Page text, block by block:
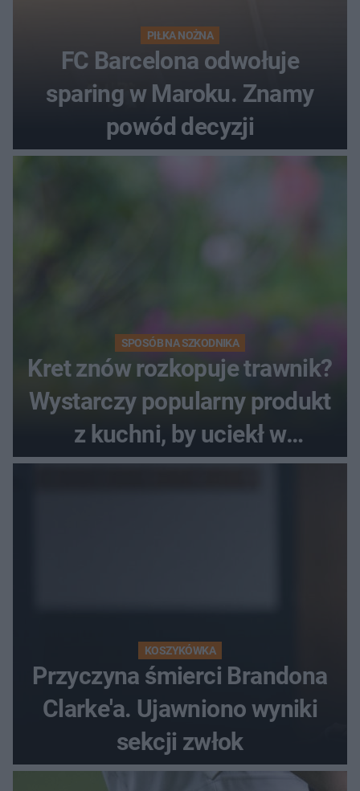
PIŁKA NOŻNA
FC Barcelona odwołuje
sparing w Maroku. Znamy
powód decyzji
SPOSÓB NA SZKODNIKA
Kret znów rozkopuje trawnik?
Wystarczy popularny produkt
z kuchni, by uciekł w
popłochu
KOSZYKÓWKA
Przyczyna śmierci Brandona
Clarke'a. Ujawniono wyniki
sekcji zwłok